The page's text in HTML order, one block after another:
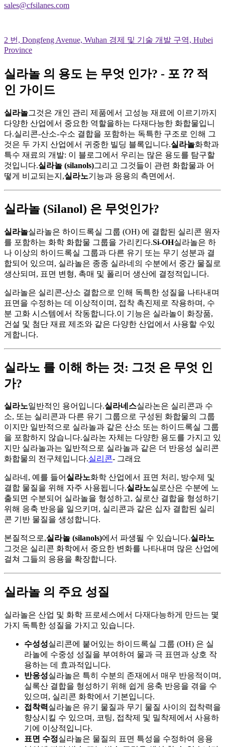
sales@cfsilanes.com
2 번, Dongfeng Avenue, Wuhan 경제 및 기술 개발 구역, Hubei
Province
실라놀 의 용도 는 무엇 인가? - 포 ⁇ 적
인 가이드
실라놀그것은 개인 관리 제품에서 고성능 재료에 이르기까지
다양한 산업에서 중요한 역할을하는 다재다능한 화합물입니
다.실리콘-산소-수소 결합을 포함하는 독특한 구조로 인해 그
것은 두 가지 산업에서 귀중한 빌딩 블록입니다.실라놀화학과
특수 재료의 개발: 이 블로그에서 우리는 많은 용도를 탐구할
것입니다.실라놀 (silanols)그리고 그것들이 관련 화합물과 어
떻게 비교되는지,실라노기능과 응용의 측면에서.
실라놀 (Silanol) 은 무엇인가?
실라놀실라놀은 하이드록실 그룹 (OH) 에 결합된 실리콘 원자
를 포함하는 화학 화합물 그룹을 가리킨다.Si-OH실라놀은 하
나 이상의 하이드록실 그룹과 다른 유기 또는 무기 성분과 결
합되어 있으며, 실라놀은 종종 실라네의 수분에서 중간 물질로
생산되며, 표면 변형, 촉매 및 폴리머 생산에 결정적입니다.
실라놀은 실리콘-산소 결합으로 인해 독특한 성질을 나타내며
표면을 수정하는 데 이상적이며, 접착 촉진제로 작용하며, 수
분 고화 시스템에서 작동합니다.이 기능은 실라놀이 화장품,
건설 및 첨단 재료 제조와 같은 다양한 산업에서 사용할 수있
게합니다.
실라노 를 이해 하는 것: 그것 은 무엇 인
가?
실라노일반적인 용어입니다.실라네스실라논은 실리콘과 수
소, 또는 실리콘과 다른 유기 그룹으로 구성된 화합물의 그룹
이지만 일반적으로 실라놀과 같은 산소 또는 하이드록실 그룹
을 포함하지 않습니다.실라논 자체는 다양한 용도를 가지고 있
지만 실라놀과는 일반적으로 실라놀과 같은 더 반응성 실리콘
화합물의 전구체입니다.실리콘- 그래요
실라네, 예를 들어 실라노화학 산업에서 표면 처리, 방수제 및
결합 물질을 위해 자주 사용됩니다.실라노실로산은 수분에 노
출되면 수분되어 실라놀을 형성하고, 실로산 결합을 형성하기
위해 응축 반응을 일으키며, 실리콘과 같은 십자 결합된 실리
콘 기반 물질을 생성합니다.
본질적으로,실라놀 (silanols)에서 파생될 수 있습니다.실라노
그것은 실리콘 화학에서 중요한 변화를 나타내며 많은 산업에
걸쳐 그들의 응용을 확장합니다.
실라놀 의 주요 성질
실라놀은 산업 및 화학 프로세스에서 다재다능하게 만드는 몇
가지 독특한 성질을 가지고 있습니다.
수성성실리콘에 붙어있는 하이드록실 그룹 (OH) 은 실
라놀에 수중성 성질을 부여하여 물과 극 표면과 상호 작
용하는 데 효과적입니다.
반응성실라놀은 특히 수분의 존재에서 매우 반응적이며,
실록산 결합을 형성하기 위해 쉽게 응축 반응을 겪을 수
있으며, 실리콘 화학에서 기본입니다.
접착력실라놀은 유기 물질과 무기 물질 사이의 접착력을
향상시킬 수 있으며, 코팅, 접착제 및 밀착제에서 사용하
기에 이상적입니다.
표면 수정실라놀은 물질의 표면 특성을 수정하여 응용